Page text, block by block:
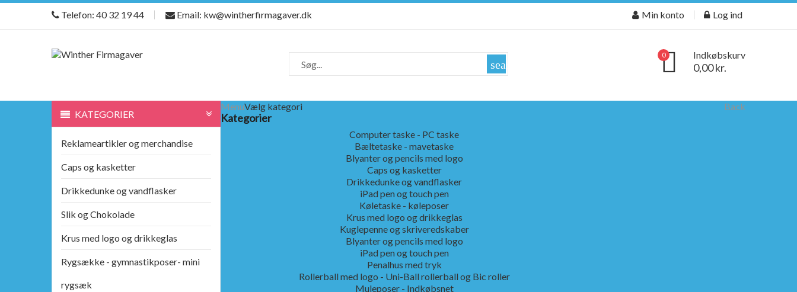
Telefon: 40 32 19 44 Email: kw@wintherfirmagaver.dk Min konto Log ind
Indkøbskurv
0,00 kr.
0
search
KATEGORIER
Reklameartikler og merchandise
Caps og kasketter
Drikkedunke og vandflasker
Slik og Chokolade
Krus med logo og drikkeglas
Rygsække - gymnastikposer- mini
rygsæk
Menu Back
Vælg kategori
Kategorier
Computer taske - PC taske
Bæltetaske - mavetaske
Blyanter og pencils med logo
Caps og kasketter
Drikkedunke og vandflasker
iPad pen og touch pen
Køletaske - køleposer
Krus med logo og drikkeglas
Kuglepenne og skriveredskaber
Blyanter og pencils med logo
iPad pen og touch pen
Penalhus med tryk
Rollerball med logo - Uni-Ball rollerball og Bic roller
Muleposer - Indkøbsnet